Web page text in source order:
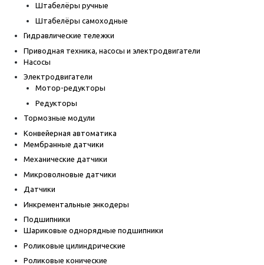
Штабелёры ручные
Штабелёры самоходные
Гидравлические тележки
Приводная техника, насосы и электродвигатели
Насосы
Электродвигатели
Мотор-редукторы
Редукторы
Тормозные модули
Конвейерная автоматика
Мембранные датчики
Механические датчики
Микроволновые датчики
Датчики
Инкрементальные энкодеры
Подшипники
Шариковые однорядные подшипники
Роликовые цилиндрические
Роликовые конические